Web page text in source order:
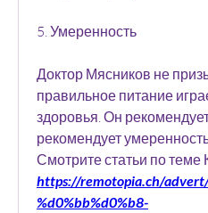
5. Умеренность
Доктор Мясников не
правильное питание
здоровья. Он
рекомендует
Смотрите статьи по
https://remotopia.ch/
%d0%bb%d0%b8-